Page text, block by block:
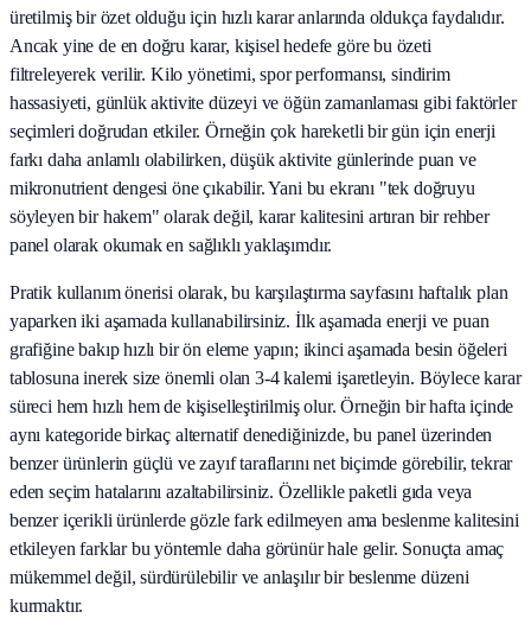
üretilmiş bir özet olduğu için hızlı karar anlarında oldukça faydalıdır.
Ancak yine de en doğru karar, kişisel hedefe göre bu özeti
filtreleyerek verilir. Kilo yönetimi, spor performansı, sindirim
hassasiyeti, günlük aktivite düzeyi ve öğün zamanlaması gibi faktörler
seçimleri doğrudan etkiler. Örneğin çok hareketli bir gün için enerji
farkı daha anlamlı olabilirken, düşük aktivite günlerinde puan ve
mikronutrient dengesi öne çıkabilir. Yani bu ekranı "tek doğruyu
söyleyen bir hakem" olarak değil, karar kalitesini artıran bir rehber
panel olarak okumak en sağlıklı yaklaşımdır.
Pratik kullanım önerisi olarak, bu karşılaştırma sayfasını haftalık plan
yaparken iki aşamada kullanabilirsiniz. İlk aşamada enerji ve puan
grafiğine bakıp hızlı bir ön eleme yapın; ikinci aşamada besin öğeleri
tablosuna inerek size önemli olan 3-4 kalemi işaretleyin. Böylece karar
süreci hem hızlı hem de kişiselleştirilmiş olur. Örneğin bir hafta içinde
aynı kategoride birkaç alternatif denediğinizde, bu panel üzerinden
benzer ürünlerin güçlü ve zayıf taraflarını net biçimde görebilir, tekrar
eden seçim hatalarını azaltabilirsiniz. Özellikle paketli gıda veya
benzer içerikli ürünlerde gözle fark edilmeyen ama beslenme kalitesini
etkileyen farklar bu yöntemle daha görünür hale gelir. Sonuçta amaç
mükemmel değil, sürdürülebilir ve anlaşılır bir beslenme düzeni
kurmaktır.